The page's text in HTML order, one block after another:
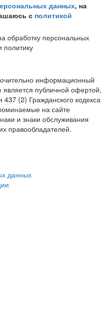
данных, на
с политикой
обработку персональных
информационный
является публичной офертой,
(2) Гражданского кодекса
на сайте
и знаки обслуживания
правообладателей.
данных